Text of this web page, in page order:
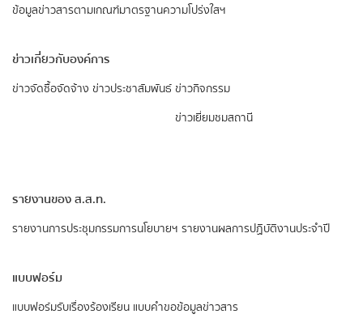
ข้อมูลข่าวสารตามเกณฑ์มาตรฐานความโปร่งใสฯ
ข่าวเกี่ยวกับองค์การ
ข่าวจัดซื้อจัดจ้าง ข่าวประชาสัมพันธ์ ข่าวกิจกรรม
ข่าวเยี่ยมชมสถานี
รายงานของ ส.ส.ท.
รายงานการประชุมกรรมการนโยบายฯ รายงานผลการปฏิบัติงานประจำปี
แบบฟอร์ม
แบบฟอร์มรับเรื่องร้องเรียน แบบคำขอข้อมูลข่าวสาร